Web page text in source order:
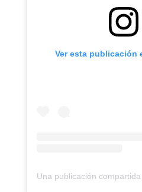
Ver esta publicación